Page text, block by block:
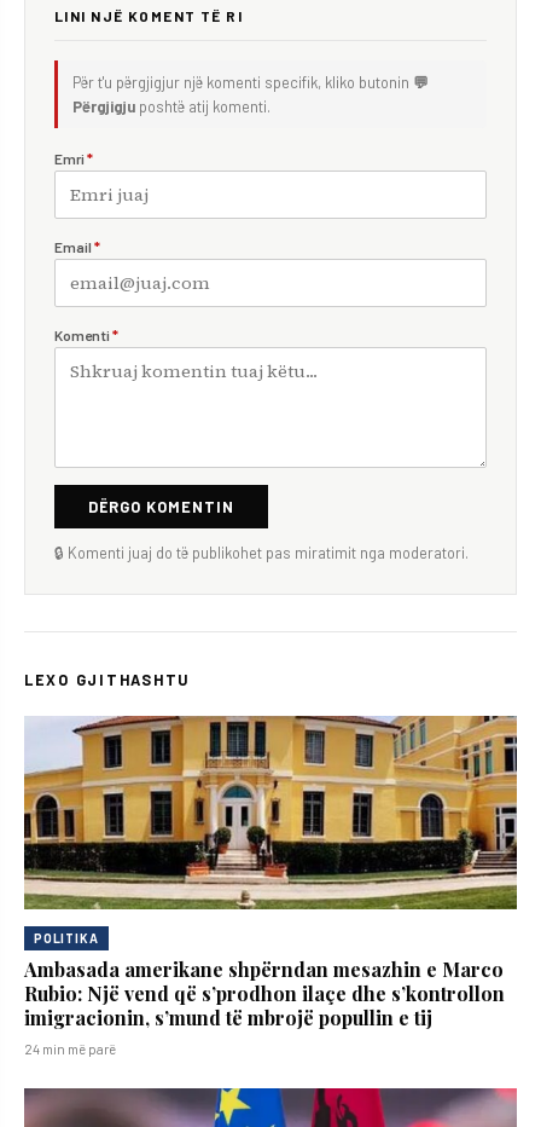
LINI NJË KOMENT TË RI
Për t'u përgjigjur një komenti specifik, kliko butonin 💬
Përgjigju poshtë atij komenti.
Emri *
Email *
Komenti *
DËRGO KOMENTIN
🔒 Komenti juaj do të publikohet pas miratimit nga moderatori.
LEXO GJITHASHTU
POLITIKA
Ambasada amerikane shpërndan mesazhin e Marco
Rubio: Një vend që s’prodhon ilaçe dhe s’kontrollon
imigracionin, s’mund të mbrojë popullin e tij
24 min më parë